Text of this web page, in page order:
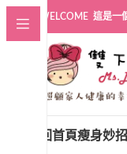
WELCOME 這是一
回首頁瘦身妙招